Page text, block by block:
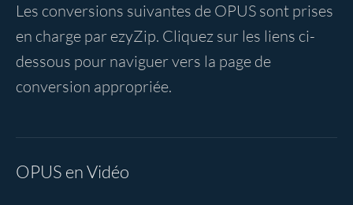
Convertir
Autres outils
Les conversions suivantes de OPUS sont prises
en charge par ezyZip. Cliquez sur les liens ci-
dessous pour naviguer vers la page de
conversion appropriée.
OPUS en Vidéo